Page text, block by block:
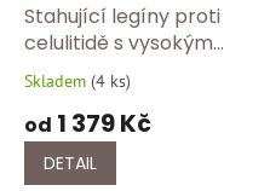
Stahující legíny proti
celulitidě s vysokým
pasem – modelující
efekt FC 609Y/černa
Průměrné
produktu
5,0
Skladem (4 ks)
od 1 379 Kč
DETAIL